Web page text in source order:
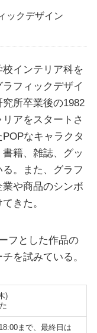
ックデザイン
インテリア科を
フィックデザイ
所卒業後の1982
アをスタートさ
なキャラクタ
籍、雑誌、グッ
。また、グラフ
や商品のシンボ
きた。
フとした作品の
を試みている。
)
まで、最終日は